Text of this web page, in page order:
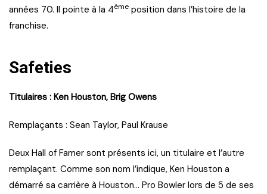
années 70. Il pointe à la 4ème position dans l’histoire de la
franchise.
Safeties
Titulaires : Ken Houston, Brig Owens
Remplaçants : Sean Taylor, Paul Krause
Deux Hall of Famer sont présents ici, un titulaire et l’autre
remplaçant. Comme son nom l’indique, Ken Houston a
démarré sa carrière à Houston… Pro Bowler lors de 5 de ses